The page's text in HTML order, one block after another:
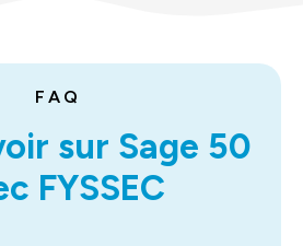
FAQ
sur Sage 50
FYSSEC